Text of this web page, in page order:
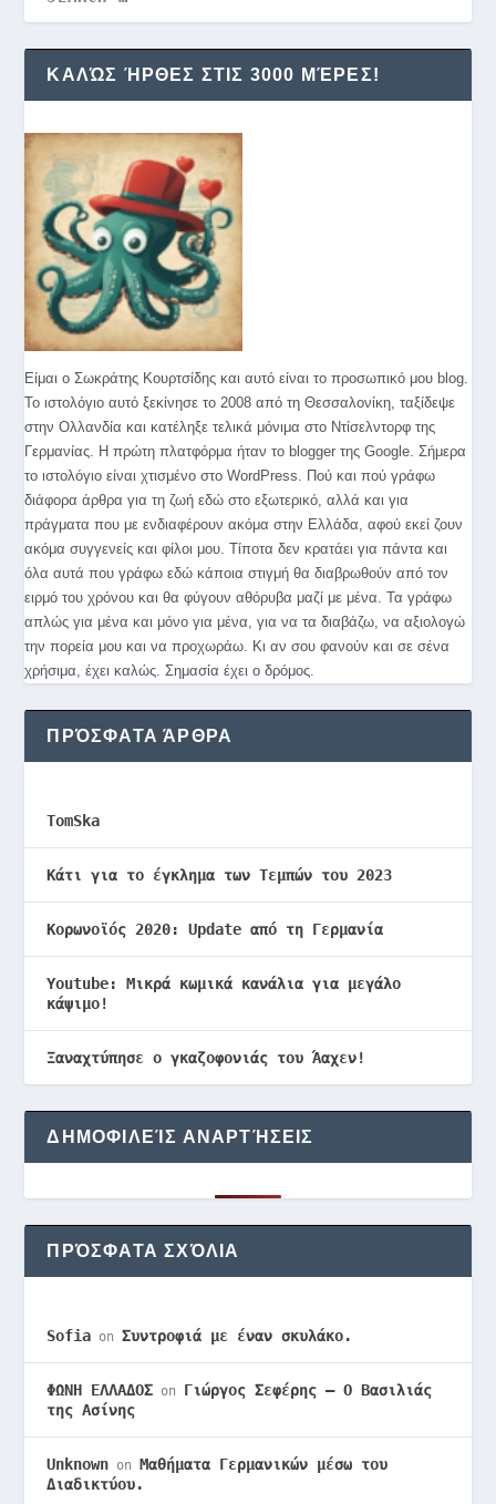
ΚΑΛΏΣ ΉΡΘΕΣ ΣΤΙΣ 3000 ΜΈΡΕΣ!
Είμαι ο Σωκράτης Κουρτσίδης και αυτό είναι το προσωπικό μου blog.
Το ιστολόγιο αυτό ξεκίνησε το 2008 από τη Θεσσαλονίκη, ταξίδεψε
στην Ολλανδία και κατέληξε τελικά μόνιμα στο Ντίσελντορφ της
Γερμανίας. Η πρώτη πλατφόρμα ήταν το blogger της Google. Σήμερα
το ιστολόγιο είναι χτισμένο στο WordPress. Πού και πού γράφω
διάφορα άρθρα για τη ζωή εδώ στο εξωτερικό, αλλά και για
πράγματα που με ενδιαφέρουν ακόμα στην Ελλάδα, αφού εκεί ζουν
ακόμα συγγενείς και φίλοι μου. Τίποτα δεν κρατάει για πάντα και
όλα αυτά που γράφω εδώ κάποια στιγμή θα διαβρωθούν από τον
ειρμό του χρόνου και θα φύγουν αθόρυβα μαζί με μένα. Τα γράφω
απλώς για μένα και μόνο για μένα, για να τα διαβάζω, να αξιολογώ
την πορεία μου και να προχωράω. Κι αν σου φανούν και σε σένα
χρήσιμα, έχει καλώς. Σημασία έχει ο δρόμος.
ΠΡΌΣΦΑΤΑ ΆΡΘΡΑ
TomSka
Κάτι για το έγκλημα των Τεμπών του 2023
Κορωνοϊός 2020: Update από τη Γερμανία
Youtube: Μικρά κωμικά κανάλια για μεγάλο
κάψιμο!
Ξαναχτύπησε ο γκαζοφονιάς του Άαχεν!
ΔΗΜΟΦΙΛΕΊΣ ΑΝΑΡΤΉΣΕΙΣ
ΠΡΌΣΦΑΤΑ ΣΧΌΛΙΑ
Sofia onΣυντροφιά με έναν σκυλάκο.
ΦΩΝΗ ΕΛΛΑΔΟΣ on Γιώργος Σεφέρης – Ο Βασιλιάς
της Ασίνης
Unknown on Μαθήματα Γερμανικών μέσω του
Διαδικτύου.